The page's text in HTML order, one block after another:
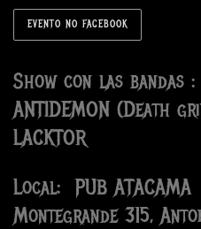
EVENTO NO FACEBOOK
Show con las bandas :
ANTIDEMON (Death
LACKTOR
Local: PUB ATACAMA
Montegrande 315,